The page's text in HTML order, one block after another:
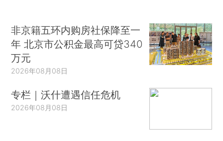
非京籍五环内购房社保降至一
年 北京市公积金最高可贷340
万元
2026年08月08日
专栏｜沃什遭遇信任危机
2026年08月08日